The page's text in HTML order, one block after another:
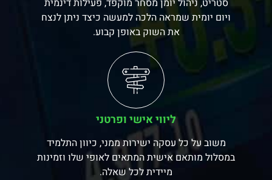
ויום יומית שמראה הלכה למעשה כיצד ניתן לנצח
את השוק באופן קבוע.
ליווי אישי ופרטני
משוב על כל עסקה ישירות ממני, כיוון התלמיד
במסלול מותאם אישית המתאים לאופי שלו וזמינות
מיידית לכל שאלה.